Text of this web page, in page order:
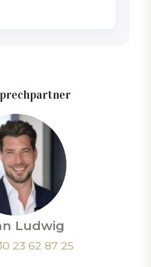
Ludwig
23 62 87 25